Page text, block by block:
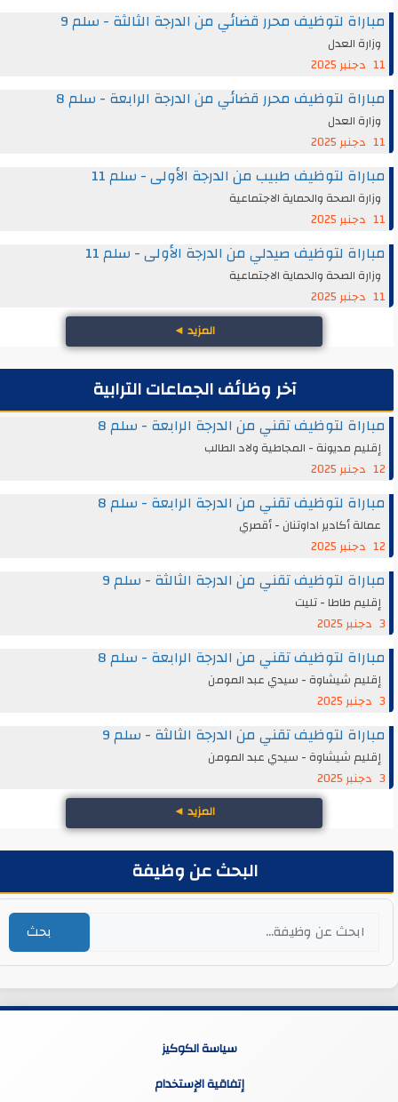
مباراة لتوظيف محرر قضائي من الدرجة الثالثة - سلم 9
وزارة العدل
11 دجنبر 2025
مباراة لتوظيف محرر قضائي من الدرجة الرابعة - سلم 8
وزارة العدل
11 دجنبر 2025
مباراة لتوظيف طبيب من الدرجة الأولى - سلم 11
وزارة الصحة والحماية الاجتماعية
11 دجنبر 2025
مباراة لتوظيف صيدلي من الدرجة الأولى - سلم 11
وزارة الصحة والحماية الاجتماعية
11 دجنبر 2025
المزيد◄
آخر وظائف الجماعات الترابية
مباراة لتوظيف تقني من الدرجة الرابعة - سلم 8
إقليم مديونة - المجاطية ولاد الطالب
12 دجنبر 2025
مباراة لتوظيف تقني من الدرجة الرابعة - سلم 8
عمالة أكادير اداوتنان - أقصري
12 دجنبر 2025
مباراة لتوظيف تقني من الدرجة الثالثة - سلم 9
إقليم طاطا - تليت
مباراة لتوظيف تقني من الدرجة الرابعة - سلم 8
إقليم شيشاوة - سيدي عبد المومن
مباراة لتوظيف تقني من الدرجة الثالثة - سلم 9
إقليم شيشاوة - سيدي عبد المومن
المزيد◄
البحث عن وظيفة
بحث
سياسة الكوكيز
إتفاقية الإستخدام